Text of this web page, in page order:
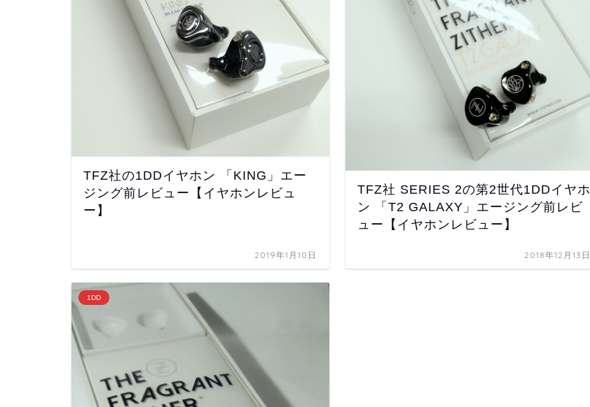
TFZ社の1DDイヤホン 「KING」エー
ジング前レビュー【イヤホンレビュ
ー】
2019年1月10日
TFZ社 SERIES 2の第2世代1DDイヤホ
ン 「T2 GALAXY」エージング前レビ
ュー【イヤホンレビュー】
2018年12月13日
1DD